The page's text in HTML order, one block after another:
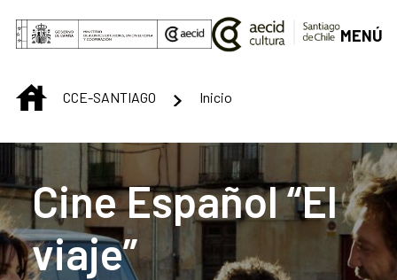
Saltar al contenido principal
MENÚ
INICIOCCE-SANTIAGO Inicio
Centro Cultural de
Cine Español “El
viaje”